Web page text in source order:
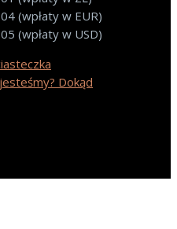
(wpłaty w EUR)
(wpłaty w USD)
Dokąd